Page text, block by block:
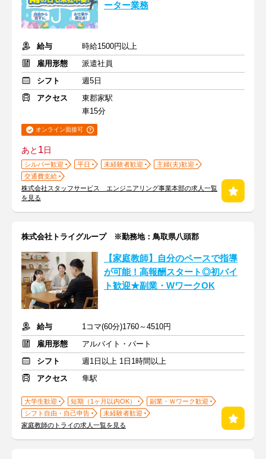
ーター業務
給与
時給1500円以上
雇用形態
派遣社員
シフト
週5日
アクセス
東郡家駅
車15分
オンライン面接可
あと 1日
シルバー歓迎 平日 未経験者歓迎
主婦(夫)歓迎
交通費支給
株式会社スタッフサービス エンジニアリング事業本部の求人一覧
を見る
株式会社トライグループ ※勤務地：鳥取県八頭郡
【家庭教師】自分のペースで指導
が可能！高報酬スタート◎初バイ
ト歓迎★副業・WワークOK
給与
1コマ(60分)1760～4510円
雇用形態
アルバイト・パート
シフト
週1日以上 1日1時間以上
アクセス
隼駅
大学生歓迎 短期（1ヶ月以内OK）
副業・Ｗワーク歓迎
シフト自由・自己申告
未経験者歓迎
家庭教師のトライの求人一覧を見る